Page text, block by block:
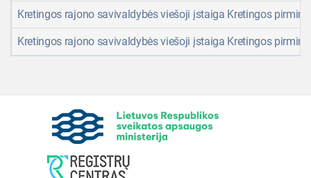
Kretingos rajono savivaldybės viešoji įstaiga Kretingos
Kretingos rajono savivaldybės viešoji įstaiga Kretingos